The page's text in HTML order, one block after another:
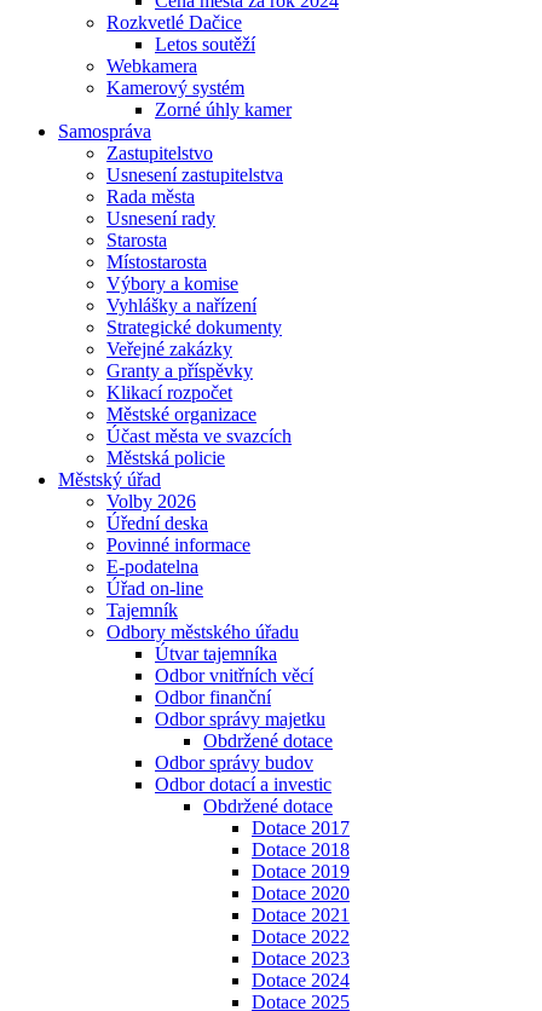
Rozkvetlé Dačice
Letos soutěží
Webkamera
Kamerový systém
Zorné úhly kamer
Samospráva
Zastupitelstvo
Usnesení zastupitelstva
Rada města
Usnesení rady
Starosta
Místostarosta
Výbory a komise
Vyhlášky a nařízení
Strategické dokumenty
Veřejné zakázky
Granty a příspěvky
Klikací rozpočet
Městské organizace
Účast města ve svazcích
Městská policie
Městský úřad
Volby 2026
Úřední deska
Povinné informace
E-podatelna
Úřad on-line
Tajemník
Odbory městského úřadu
Útvar tajemníka
Odbor vnitřních věcí
Odbor finanční
Odbor správy majetku
Obdržené dotace
Odbor správy budov
Odbor dotací a investic
Obdržené dotace
Dotace 2017
Dotace 2018
Dotace 2019
Dotace 2020
Dotace 2021
Dotace 2022
Dotace 2023
Dotace 2024
Dotace 2025